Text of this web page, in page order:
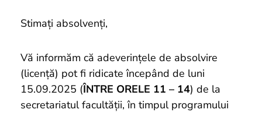
Stimați absolvenți,
Vă informăm că adeverințele de absolvire
(licență) pot fi ridicate începând de luni
15.09.2025 (ÎNTRE ORELE 11 – 14) de la
secretariatul facultății, în timpul programului